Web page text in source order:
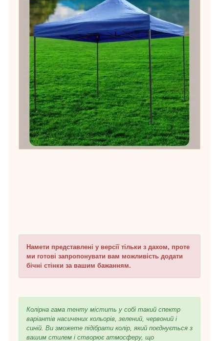
Намети представлені у версії тільки з дахом, проте
ми готові запропонувати вам можливість додати
бічні стінки за вашим бажанням.
Колірна гама тенту містить у собі такий спектр
варіантів насичених кольорів, зелений, червоний і
синій. Ви зможете підібрати колір, який поєднується з
вашим стилем і створює атмосферу, що